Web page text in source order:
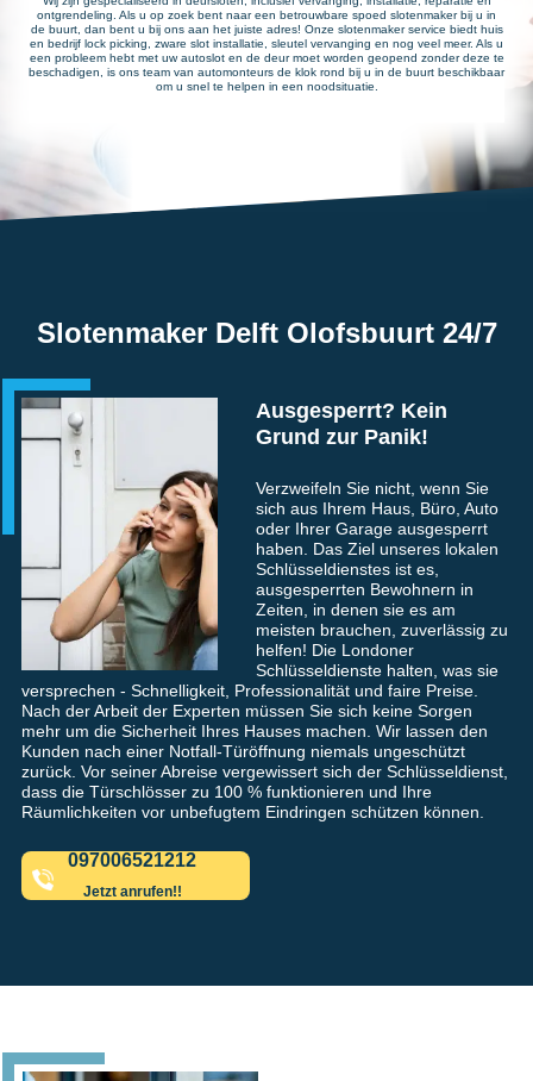
ontgrendeling. Als u op zoek bent naar een betrouwbare spoed slotenmaker bij u in
de buurt, dan bent u bij ons aan het juiste adres! Onze slotenmaker service biedt huis
en bedrijf lock picking, zware slot installatie, sleutel vervanging en nog veel meer. Als u
een probleem hebt met uw autoslot en de deur moet worden geopend zonder deze te
beschadigen, is ons team van automonteurs de klok rond bij u in de buurt beschikbaar
om u snel te helpen in een noodsituatie.
Slotenmaker Delft Olofsbuurt 24/7
Ausgesperrt? Kein
Grund zur Panik!
Verzweifeln Sie nicht, wenn Sie
sich aus Ihrem Haus, Büro, Auto
oder Ihrer Garage ausgesperrt
haben. Das Ziel unseres lokalen
Schlüsseldienstes ist es,
ausgesperrten Bewohnern in
Zeiten, in denen sie es am
meisten brauchen, zuverlässig zu
helfen! Die Londoner
Schlüsseldienste halten, was sie
versprechen - Schnelligkeit, Professionalität und faire Preise.
Nach der Arbeit der Experten müssen Sie sich keine Sorgen
mehr um die Sicherheit Ihres Hauses machen. Wir lassen den
Kunden nach einer Notfall-Türöffnung niemals ungeschützt
zurück. Vor seiner Abreise vergewissert sich der Schlüsseldienst,
dass die Türschlösser zu 100 % funktionieren und Ihre
Räumlichkeiten vor unbefugtem Eindringen schützen können.
097006521212
Jetzt anrufen!!